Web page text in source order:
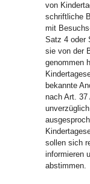
von
schriftliche
mit
Satz 4 oder
sie von der
genommen
bekannte
nach Art.
sollen sich
informieren
abstimmen.